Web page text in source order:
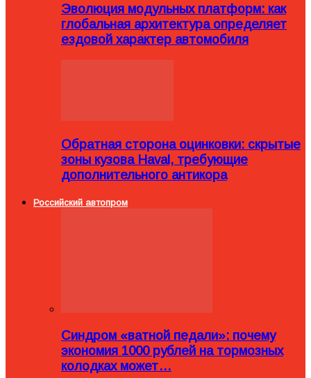
Эволюция модульных платформ: как
глобальная архитектура определяет
ездовой характер автомобиля
Обратная сторона оцинковки: скрытые
зоны кузова Haval, требующие
дополнительного антикора
Российский автопром
Синдром «ватной педали»: почему
экономия 1000 рублей на тормозных
колодках может…